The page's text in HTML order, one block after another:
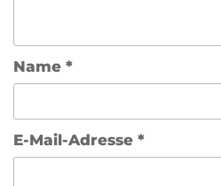
Name *
E-Mail-Adresse *